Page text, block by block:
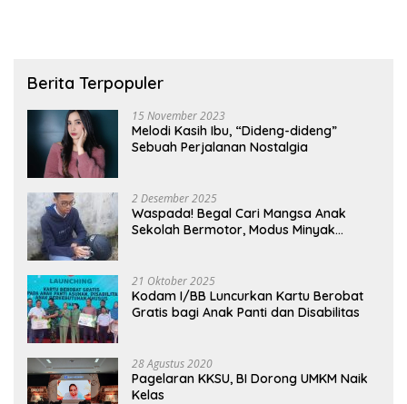
Berita Terpopuler
15 November 2023
Melodi Kasih Ibu, “Dideng-dideng”
Sebuah Perjalanan Nostalgia
2 Desember 2025
Waspada! Begal Cari Mangsa Anak
Sekolah Bermotor, Modus Minyak
21 Oktober 2025
Kodam I/BB Luncurkan Kartu Berobat
Gratis bagi Anak Panti dan Disabilitas
28 Agustus 2020
Pagelaran KKSU, BI Dorong UMKM Naik
Kelas